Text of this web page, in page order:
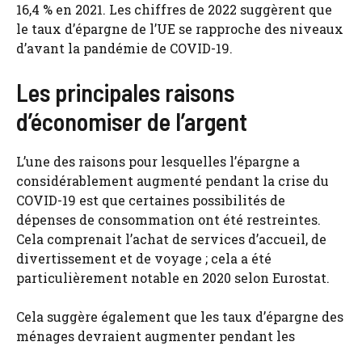
16,4 % en 2021. Les chiffres de 2022 suggèrent que
le taux d’épargne de l’UE se rapproche des niveaux
d’avant la pandémie de COVID-19.
Les principales raisons
d’économiser de l’argent
L’une des raisons pour lesquelles l’épargne a
considérablement augmenté pendant la crise du
COVID-19 est que certaines possibilités de
dépenses de consommation ont été restreintes.
Cela comprenait l’achat de services d’accueil, de
divertissement et de voyage ; cela a été
particulièrement notable en 2020 selon Eurostat.
Cela suggère également que les taux d’épargne des
ménages devraient augmenter pendant les